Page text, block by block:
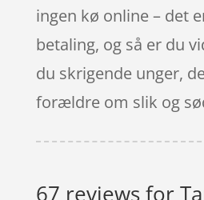
ingen kø online – det
betaling, og så er du
du skrigende unger,
forældre om slik og
67 reviews for